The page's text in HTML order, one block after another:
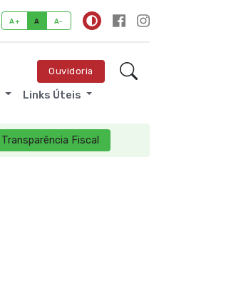
A+ A A-
Links Úteis
Ouvidoria
Transparência Fiscal